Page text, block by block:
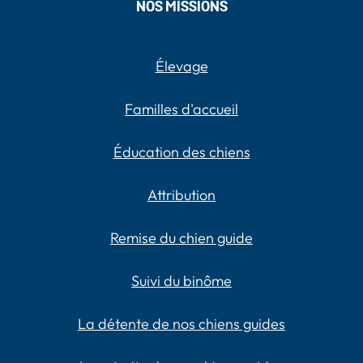
NOS MISSIONS
Élevage
Familles d'accueil
Éducation des chiens
Attribution
Remise du chien guide
Suivi du binôme
La détente de nos chiens guides